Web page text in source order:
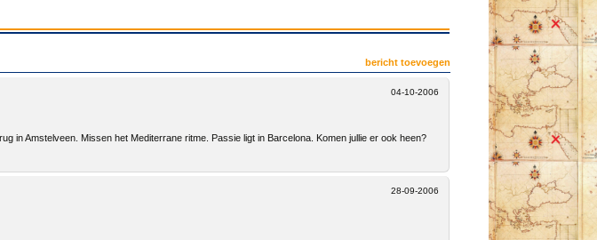
bericht toevoegen
04-10-2006
in Amstelveen. Missen het Mediterrane ritme. Passie ligt in Barcelona. Komen jullie er ook heen?
28-09-2006